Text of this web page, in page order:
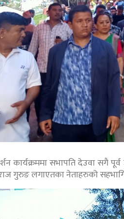
कार्यक्रममा सभापति देउवा सगै
गुरुङ लगाएतका नेताहरुको